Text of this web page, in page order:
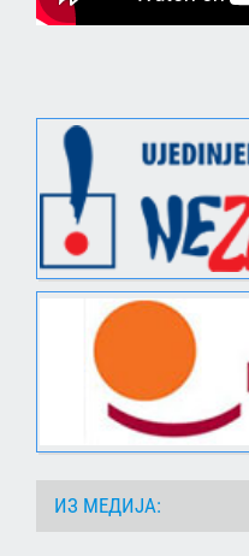
ИЗ МЕДИЈА: